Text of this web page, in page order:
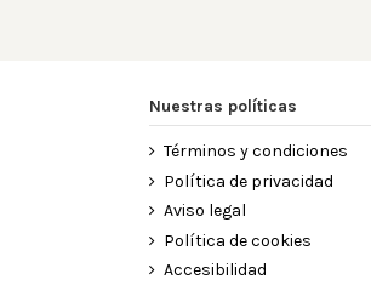
Nuestras políticas
Términos y condiciones
Política de privacidad
Aviso legal
Política de cookies
Accesibilidad